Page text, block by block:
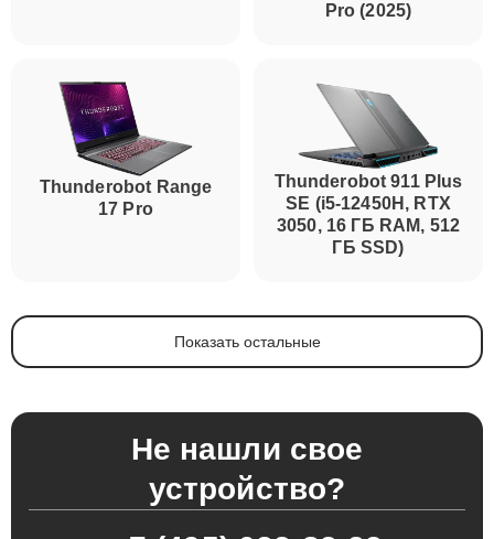
Thunderobot Zero 18
Thunderobot Range
Thunderobot 911 Plus
SE (i5-12450H, RTX
3050, 16 ГБ RAM, 512
Показать остальные
Не нашли свое
устройство?